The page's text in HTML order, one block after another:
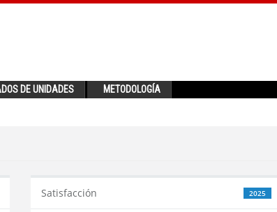
DE UNIDADES METODOLOGÍA
2025
Satisfacción